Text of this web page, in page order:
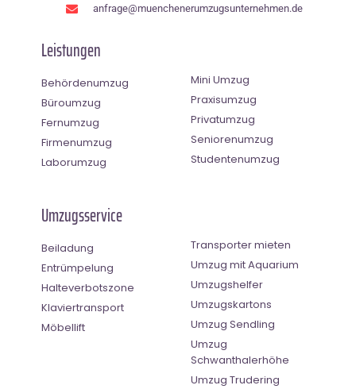
anfrage@muenchenerumzugsunternehmen.de
Leistungen
Behördenumzug
Büroumzug
Fernumzug
Firmenumzug
Laborumzug
Mini Umzug
Praxisumzug
Privatumzug
Seniorenumzug
Studentenumzug
Umzugsservice
Beiladung
Entrümpelung
Halteverbotszone
Klaviertransport
Möbellift
Transporter mieten
Umzug mit Aquarium
Umzugshelfer
Umzugskartons
Umzug Sendling
Umzug
Schwanthalerhöhe
Umzug Trudering